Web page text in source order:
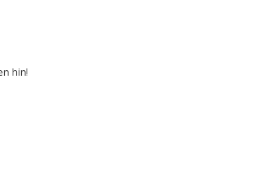
hin!